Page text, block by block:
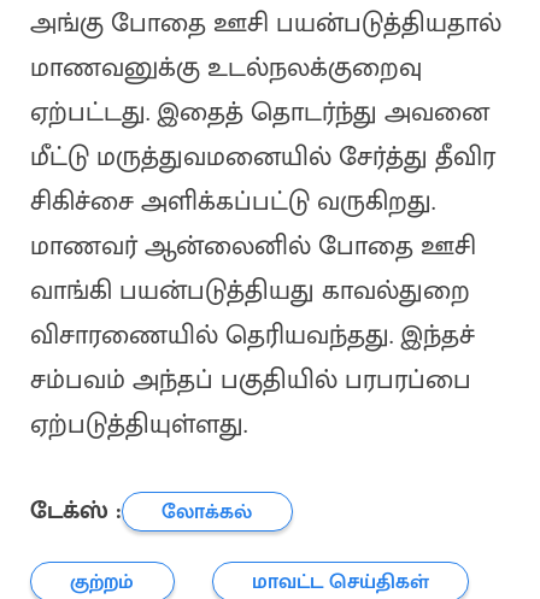
அங்கு போதை ஊசி பயன்படுத்தியதால்
மாணவனுக்கு உடல்நலக்குறைவு
ஏற்பட்டது. இதைத் தொடர்ந்து அவனை
மீட்டு மருத்துவமனையில் சேர்த்து தீவிர
சிகிச்சை அளிக்கப்பட்டு வருகிறது.
மாணவர் ஆன்லைனில் போதை ஊசி
வாங்கி பயன்படுத்தியது காவல்துறை
விசாரணையில் தெரியவந்தது. இந்தச்
சம்பவம் அந்தப் பகுதியில் பரபரப்பை
ஏற்படுத்தியுள்ளது.
டேக்ஸ் :
லோக்கல்
குற்றம்
மாவட்ட செய்திகள்